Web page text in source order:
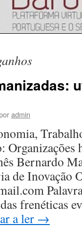
admin
Bernardo
de Inovação
frenéticas
a ler →